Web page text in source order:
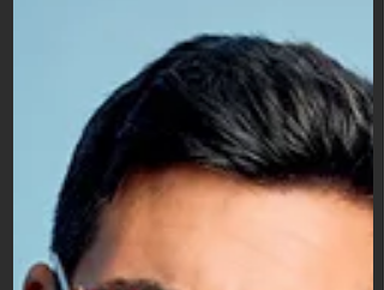
Dans un univers BtoB plus concurrentiel
que jamais, des entreprises se lancent
"sans complexes" à l'assaut des grandes
structures.